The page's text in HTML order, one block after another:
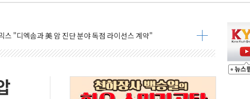
분기 매출 120억원
, 폐암 치료제 'VRN11' 캐나다 IND 신청
생명, 육군 3군단과 군 장병 금융교육·전역 지원 협약
선 '동전주' 무더기 상폐 위기…관리종목 우려 지정예고 총 63개
다 낮은 특별공급 경쟁률… 실수요자 관심